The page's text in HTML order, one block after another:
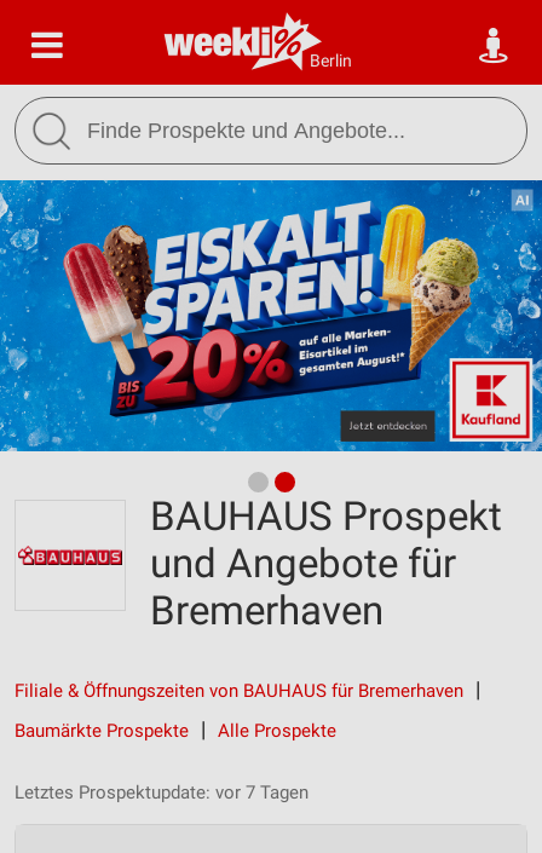
Berlin
BAUHAUS Prospekt
und Angebote für
Bremerhaven
Filiale & Öffnungszeiten von BAUHAUS für Bremerhaven
Baumärkte Prospekte
Alle Prospekte
Letztes Prospektupdate: vor 7 Tagen